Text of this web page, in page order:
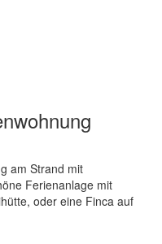
am Strand mit
Ferienanlage mit
oder eine Finca auf